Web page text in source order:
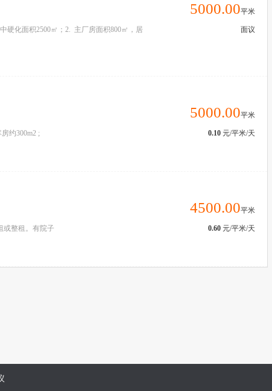
硬化面积2500㎡；2. 主厂房面积800㎡，居
5000.00平米
面议
约300m2 ;
5000.00平米
0.10 元/平米/天
或整租。有院子
4500.00平米
0.60 元/平米/天